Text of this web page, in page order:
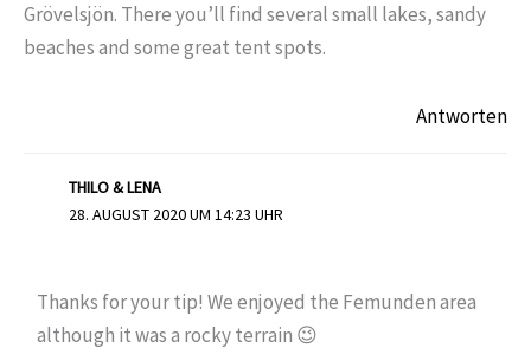
Grövelsjön. There you’ll find several small lakes, sandy
beaches and some great tent spots.
Antworten
THILO & LENA
28. AUGUST 2020 UM 14:23 UHR
Thanks for your tip! We enjoyed the Femunden area
although it was a rocky terrain 😉